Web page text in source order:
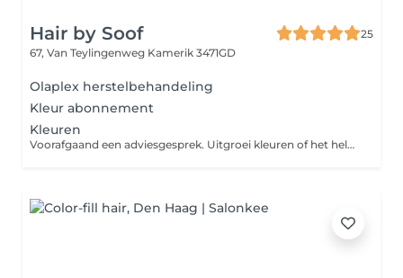
Hair by Soof
25
67, Van Teylingenweg Kamerik 3471GD
Olaplex herstelbehandeling
Kleur abonnement
Kleuren
Voorafgaand een adviesgesprek. Uitgroei kleuren of het hele haar. Prijs vanaf 34,75 Drogen Incl.